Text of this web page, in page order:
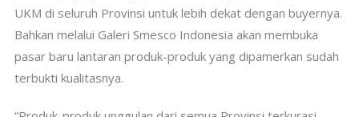
UKM di seluruh Provinsi untuk lebih dekat dengan buyernya.
Bahkan melalui Galeri Smesco Indonesia akan membuka
pasar baru lantaran produk-produk yang dipamerkan sudah
terbukti kualitasnya.